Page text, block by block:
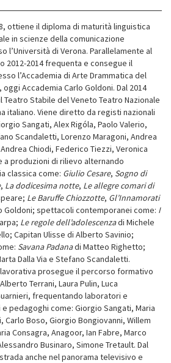
ottiene il diploma di maturità linguistica
in scienze della comunicazione
l’Università di Verona. Parallelamente al
2012-2014 frequenta e consegue il
l’Accademia di Arte Drammatica del
Accademia Carlo Goldoni. Dal 2014
Stabile del Veneto Teatro Nazionale
italiano. Viene diretto da registi nazionali
Sangati, Alex Rigóla, Paolo Valerio,
Scandaletti, Lorenzo Maragoni, Andrea
Chiodi, Federico Tiezzi, Veronica
a produzioni di rilievo alternando
classica come: Giulio Cesare, Sogno di
, La dodicesima notte, Le allegre comari di
Le Baruffe Chiozzotte, Gl’Innamorati
Goldoni; spettacoli contemporanei come: I
Le regole dell’adolescenzadi Michele
Capitan Ulisse di Alberto Savinio;
Savana Padanadi Matteo Righetto;
Dalla Via e Stefano Scandaletti.
prosegue il percorso formativo
Terrani, Laura Pulin, Luca
frequentando laboratori e
pedagoghi come: Giorgio Sangati, Maria
Carlo Boso, Giorgio Bongiovanni, Willem
Consagra, Anagoor, Ian Fabre, Marco
Businaro, Simone Tretault. Dal
anche nel panorama televisivo e